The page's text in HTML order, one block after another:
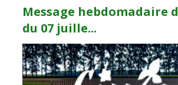
Message hebdomadaire
du 07 juille...